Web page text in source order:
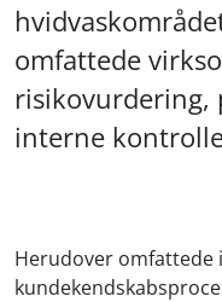
omfattede
risikovurdering,
interne
Herudover omfattede